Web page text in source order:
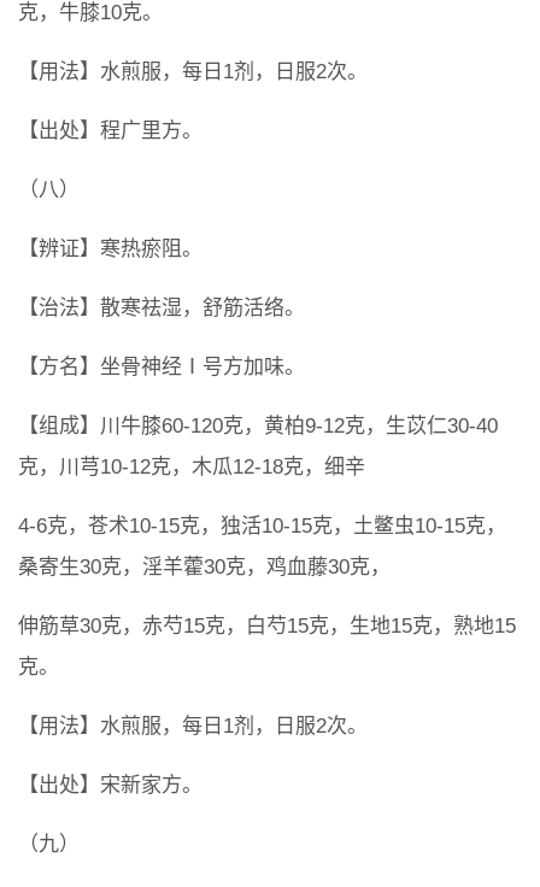
克，牛膝10克。
【用法】水煎服，每日1剂，日服2次。
【出处】程广里方。
（八）
【辨证】寒热瘀阻。
【治法】散寒祛湿，舒筋活络。
【方名】坐骨神经Ⅰ号方加味。
【组成】川牛膝60-120克，黄柏9-12克，生苡仁30-40
克，川芎10-12克，木瓜12-18克，细辛
4-6克，苍术10-15克，独活10-15克，土鳖虫10-15克，
桑寄生30克，淫羊藿30克，鸡血藤30克，
伸筋草30克，赤芍15克，白芍15克，生地15克，熟地15
克。
【用法】水煎服，每日1剂，日服2次。
【出处】宋新家方。
（九）